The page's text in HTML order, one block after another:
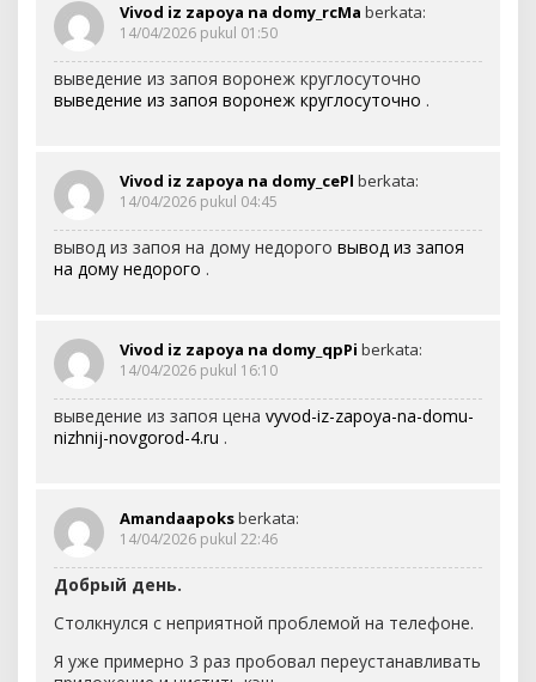
Vivod iz zapoya na domy_rcMa berkata:
14/04/2026 pukul 01:50
выведение из запоя воронеж круглосуточно
выведение из запоя воронеж круглосуточно .
Vivod iz zapoya na domy_cePl berkata:
14/04/2026 pukul 04:45
вывод из запоя на дому недорого вывод из запоя
на дому недорого .
Vivod iz zapoya na domy_qpPi berkata:
14/04/2026 pukul 16:10
выведение из запоя цена vyvod-iz-zapoya-na-domu-
nizhnij-novgorod-4.ru .
Amandaapoksberkata:
14/04/2026 pukul 22:46
Добрый день.
Столкнулся с неприятной проблемой на телефоне.
Я уже примерно 3 раз пробовал переустанавливать